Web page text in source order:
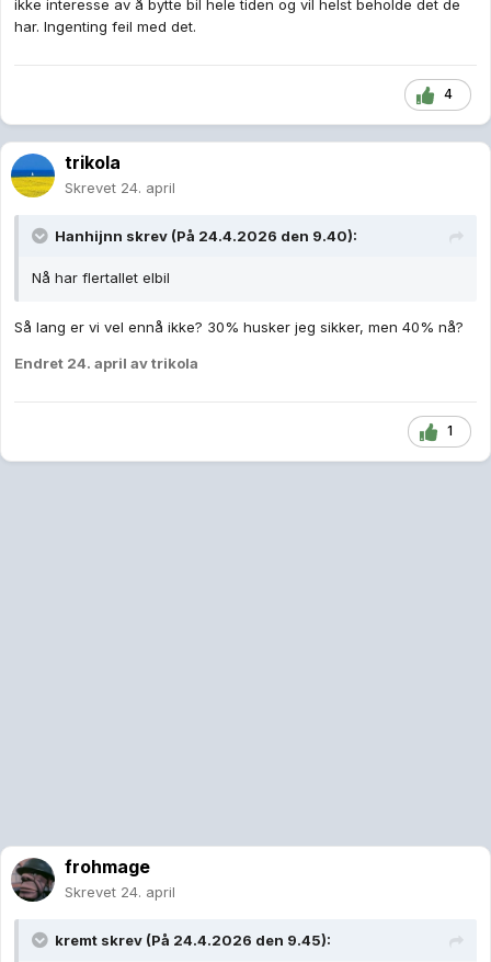
ikke interesse av å bytte bil hele tiden og vil helst beholde det de
har. Ingenting feil med det.
4
trikola
Skrevet 24. april
Hanhijnn skrev (På 24.4.2026 den 9.40):
Nå har flertallet elbil
Så lang er vi vel ennå ikke? 30% husker jeg sikker, men 40% nå?
Endret 24. april av trikola
1
frohmage
Skrevet 24. april
kremt skrev (På 24.4.2026 den 9.45):